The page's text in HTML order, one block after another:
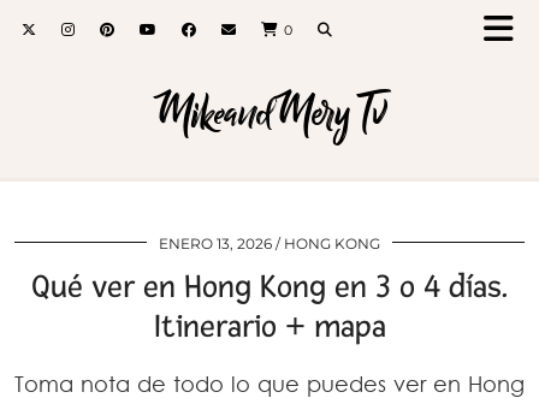
0
MikeandMery Tv
ENERO 13, 2026 HONG KONG
Qué ver en Hong Kong en 3 o 4 días.
Itinerario + mapa
Toma nota de todo lo que puedes ver en Hong